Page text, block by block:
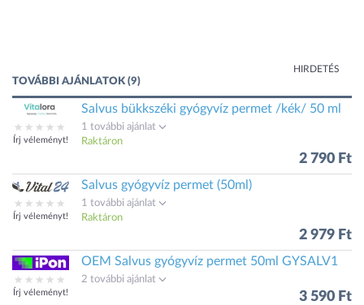
HIRDETÉS
TOVÁBBI AJÁNLATOK (9)
Írj véleményt!
Salvus bükkszéki gyógyvíz permet /kék/ 50 ml
1 további ajánlat
Raktáron
2 790 Ft
Írj véleményt!
Salvus gyógyvíz permet (50ml)
1 további ajánlat
Raktáron
2 979 Ft
Írj véleményt!
OEM Salvus gyógyvíz permet 50ml GYSALV1
2 további ajánlat
3 590 Ft